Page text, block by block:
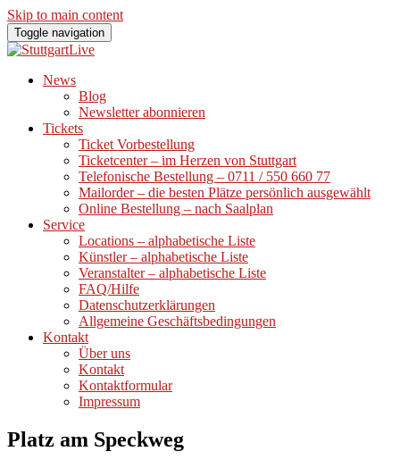
Skip to main content
Toggle navigation
News
Blog
Newsletter abonnieren
Tickets
Ticket Vorbestellung
Ticketcenter – im Herzen von Stuttgart
Telefonische Bestellung – 0711 / 550 660 77
Mailorder – die besten Plätze persönlich ausgewählt
Online Bestellung – nach Saalplan
Service
Locations – alphabetische Liste
Künstler – alphabetische Liste
Veranstalter – alphabetische Liste
FAQ/Hilfe
Datenschutzerklärungen
Allgemeine Geschäftsbedingungen
Kontakt
Über uns
Kontakt
Kontaktformular
Impressum
Platz am Speckweg